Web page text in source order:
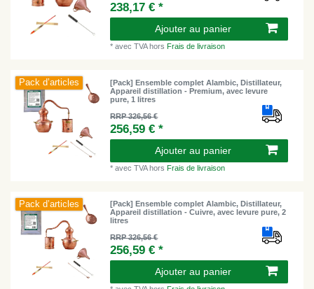
238,17 € *
Ajouter au panier
*avec TVAhorsFrais de livraison
Pack d’articles
[Pack] Ensemble complet Alambic, Distillateur,
Appareil distillation - Premium, avec levure
pure, 1 litres
RRP 326,56 €
256,59 € *
Ajouter au panier
*avec TVAhorsFrais de livraison
Pack d’articles
[Pack] Ensemble complet Alambic, Distillateur,
Appareil distillation - Cuivre, avec levure pure, 2
litres
RRP 326,56 €
256,59 € *
Ajouter au panier